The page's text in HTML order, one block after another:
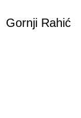
Gornji Rahić